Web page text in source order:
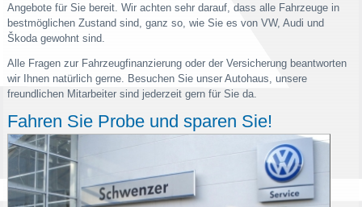
Angebote für Sie bereit. Wir achten sehr darauf, dass alle Fahrzeuge in
bestmöglichen Zustand sind, ganz so, wie Sie es von VW, Audi und
Škoda gewohnt sind.
Alle Fragen zur Fahrzeugfinanzierung oder der Versicherung beantworten
wir Ihnen natürlich gerne. Besuchen Sie unser Autohaus, unsere
freundlichen Mitarbeiter sind jederzeit gern für Sie da.
Fahren Sie Probe und sparen Sie!